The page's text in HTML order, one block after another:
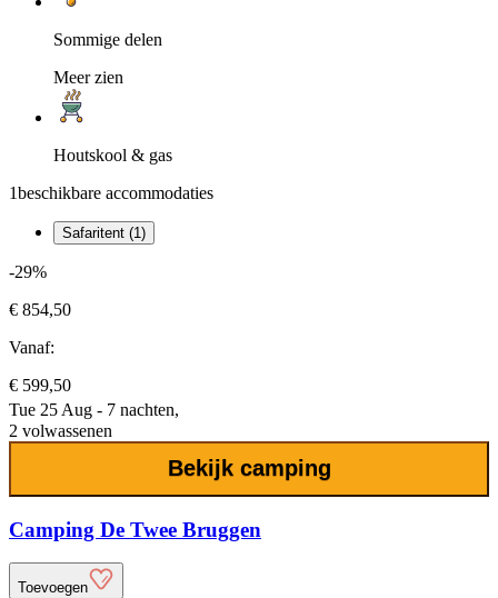
Sommige delen
Meer zien
Houtskool & gas
1beschikbare accommodaties
Safaritent (1)
-29%
€ 854,50
Vanaf:
€ 599,50
Tue 25 Aug - 7 nachten,
2 volwassenen
Bekijk camping
Camping De Twee Bruggen
Toevoegen